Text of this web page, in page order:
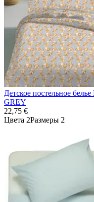
Детское постельное
GREY
22,75 €
Цвета 2Размеры 2